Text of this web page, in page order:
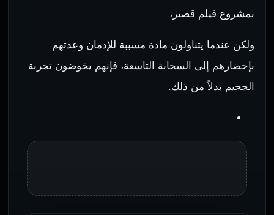
بمشروع فيلم قصير،
ولكن عندما يتناولون مادة مسببة للإدمان وعدتهم
بإحضارهم إلى السحابة التاسعة، فإنهم يخوضون تجربة
الجحيم بدلاً من ذلك.